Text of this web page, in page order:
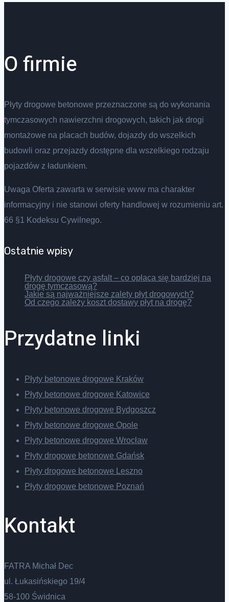
O firmie
Płyty drogowe betonowe przeznaczone są do wykonania
tymczasowych nawierzchni drogowych, takich jak drogi
montażowe na placach budów, dojazdy do wszelkich
budowli oraz przejazdy dostępne dla wszelkiego rodzaju
pojazdów z ładunkiem.
Uwaga Oferta zawarta w serwisie www ma charakter
informacyjny i nie stanowi oferty handlowej w rozumieniu art.
66 §1 Kodeksu Cywilnego.
Ostatnie wpisy
Płyty drogowe czy asfalt – co opłaca się bardziej na
drogę tymczasową?
Jakie są najważniejsze zalety płyt drogowych?
Od czego zależy koszt dostawy płyt na drogę?
Przydatne linki
Płyty betonowe drogowe Kraków
Płyty betonowe drogowe Katowice
Płyty betonowe drogowe Bydgoszcz
Płyty betonowe drogowe Opole
Płyty betonowe drogowe Wrocław
Płyty drogowe betonowe Gdańsk
Płyty drogowe betonowe Leszno
Płyty drogowe betonowe Poznań
Kontakt
FATRA Michał Dec
ul. Łukasińskiego 19/4
58-100 Świdnica